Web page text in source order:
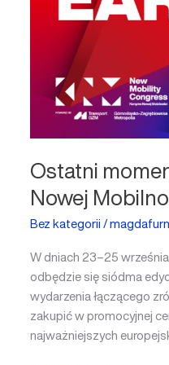
Ostatni
Nowej
Bez kategorii/
W dniach 23–25
odbędzie się siódma
wydarzenia łączącego
zakupić w promocyjnej
najważniejszych
Mobilności